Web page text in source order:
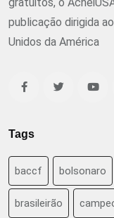
publicação dirigida
Unidos da América
Tags
baccf bolsonaro
brasileirão